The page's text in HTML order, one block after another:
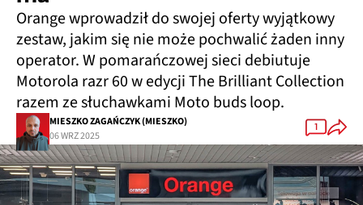
Orange wprowadził do swojej oferty wyjątkowy
zestaw, jakim się nie może pochwalić żaden inny
operator. W pomarańczowej sieci debiutuje
Motorola razr 60 w edycji The Brilliant Collection
razem ze słuchawkami Moto buds loop.
MIESZKO ZAGAŃCZYK (MIESZKO)
06 WRZ 2025
1